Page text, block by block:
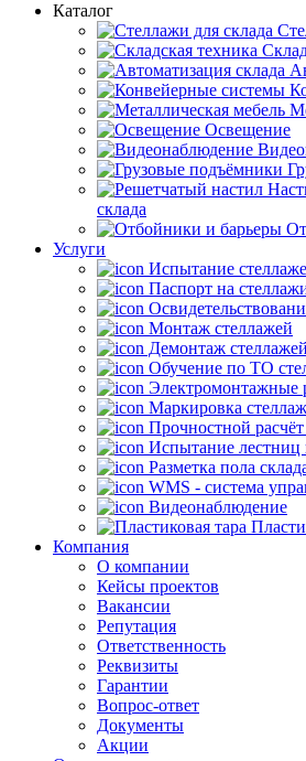
Каталог
Освещение
склада
Услуги
Испытание
Паспорт на
Монтаж стеллажей
Демонтаж стеллажей
Обучение по ТО
Электромонтажные
Маркировка
Прочностной
Испытание лестниц
Разметка пола
WMS - система
Видеонаблюдение
Компания
О компании
Кейсы проектов
Вакансии
Репутация
Ответственность
Реквизиты
Гарантии
Вопрос-ответ
Документы
Акции